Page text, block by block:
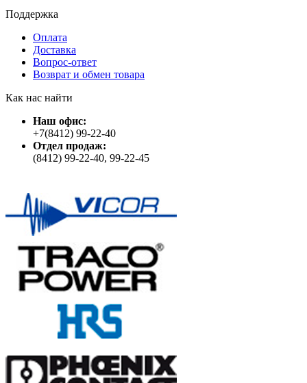
Поддержка
Оплата
Доставка
Вопрос-ответ
Возврат и обмен товара
Как нас найти
Наш офис:
+7(8412) 99-22-40
Отдел продаж:
(8412) 99-22-40, 99-22-45